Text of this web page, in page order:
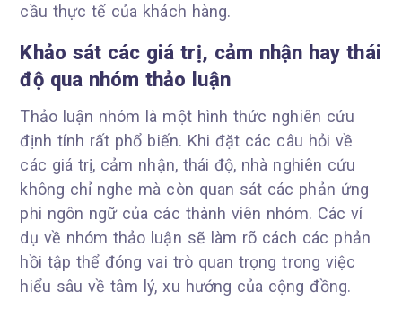
cầu thực tế của khách hàng.
Khảo sát các giá trị, cảm nhận hay thái
độ qua nhóm thảo luận
Thảo luận nhóm là một hình thức nghiên cứu
định tính rất phổ biến. Khi đặt các câu hỏi về
các giá trị, cảm nhận, thái độ, nhà nghiên cứu
không chỉ nghe mà còn quan sát các phản ứng
phi ngôn ngữ của các thành viên nhóm. Các ví
dụ về nhóm thảo luận sẽ làm rõ cách các phản
hồi tập thể đóng vai trò quan trọng trong việc
hiểu sâu về tâm lý, xu hướng của cộng đồng.